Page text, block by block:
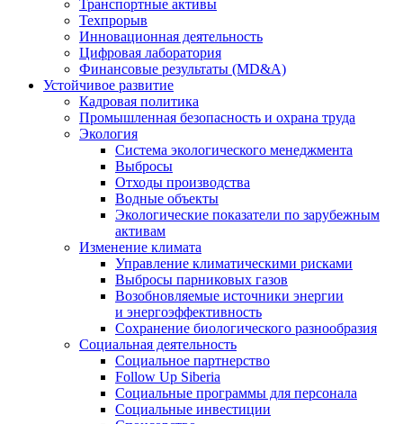
Транспортные активы
Техпрорыв
Инновационная деятельность
Цифровая лаборатория
Финансовые результаты (MD&A)
Устойчивое развитие
Кадровая политика
Промышленная безопасность и охрана труда
Экология
Система экологического менеджмента
Выбросы
Отходы производства
Водные объекты
Экологические показатели по зарубежным
активам
Изменение климата
Управление климатическими рисками
Выбросы парниковых газов
Возобновляемые источники энергии
и энергоэффективность
Сохранение биологического разнообразия
Социальная деятельность
Социальное партнерство
Follow Up Siberia
Социальные программы для персонала
Социальные инвестиции